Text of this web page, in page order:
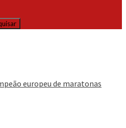
europeu de maratonas